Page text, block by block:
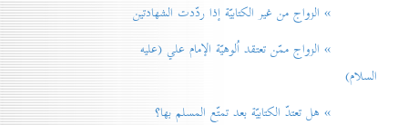
» الزواج من غير الكتابيّة إذا ردّدت الشهادتين
» الزواج ممّن تعتقد اُلوهيّة الإمام علي (عليه
السلام)
» هل تعتدّ الكتابيّة بعد تمتّع المسلم بها؟